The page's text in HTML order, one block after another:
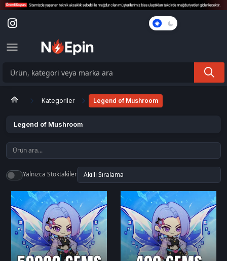
Kategoriler Legend of Mushroom
Legend of Mushroom
Yalnızca Stoktakiler